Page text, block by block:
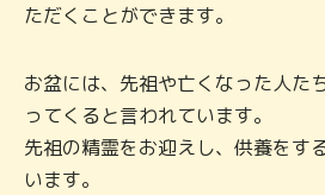
ただくことができます。
お盆には、先祖や亡くなった人た
ってくると言われています。
先祖の精霊をお迎えし、供養をす
います。